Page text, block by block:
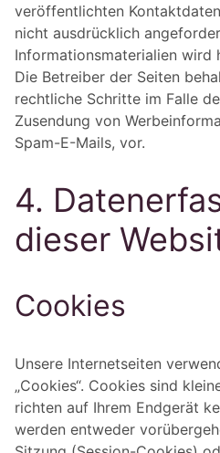
veröffentlichten
nicht ausdrücklich
Informationsmaterialien wird
Die Betreiber der Seiten
rechtliche Schritte im Falle
Zusendung von
Spam-E-Mails, vor.
4.
dieser
Cookies
Unsere Internetseiten
„Cookies“. Cookies sind
richten auf Ihrem Endgerät
werden entweder